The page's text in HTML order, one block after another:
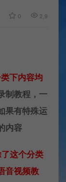
0 2,954
下内容均
制教程，一
果有特殊运
内容
这个分类
音视频教